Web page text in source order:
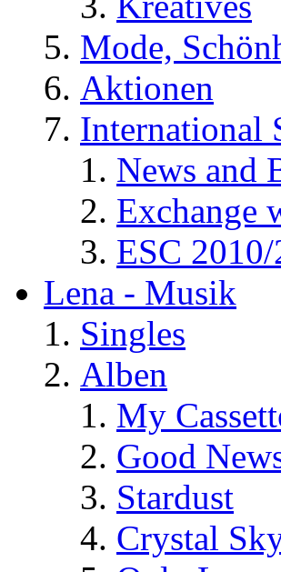
Mode,
Aktionen
International
News and
Exchange
ESC 2010/
Lena - Musik
Singles
Alben
My
Good
Stardust
Crystal